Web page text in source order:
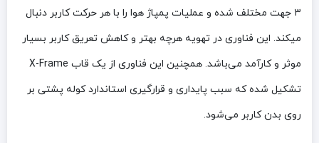
۳ جهت مختلف شده و عملیات پمپاژ هوا را با هر حرکت کاربر دنبال
میکند. این فناوری در تهویه هرچه بهتر و کاهش تعریق کاربر بسیار
موثر و کارآمد می‌باشد. همچنین این فناوری از یک قاب X-Frame
تشکیل شده که سبب پایداری و قرارگیری استاندارد کوله پشتی بر
روی بدن کاربر می‌شود.